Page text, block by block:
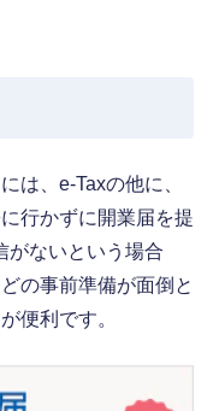
は、e-Taxの他に、
行かずに開業届を提
がないという場合
の事前準備が面倒と
便利です。